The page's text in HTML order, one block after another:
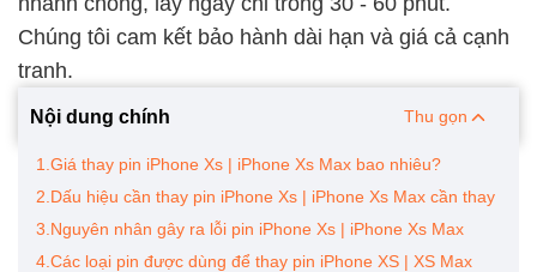
Chúng tôi cam kết bảo hành dài hạn và giá cả cạnh
tranh.
Nội dung chính Thu gọn
1.Giá thay pin iPhone Xs | iPhone Xs Max bao nhiêu?
2.Dấu hiệu cần thay pin iPhone Xs | iPhone Xs Max cần thay
3.Nguyên nhân gây ra lỗi pin iPhone Xs | iPhone Xs Max
4.Các loại pin được dùng để thay pin iPhone XS | XS Max